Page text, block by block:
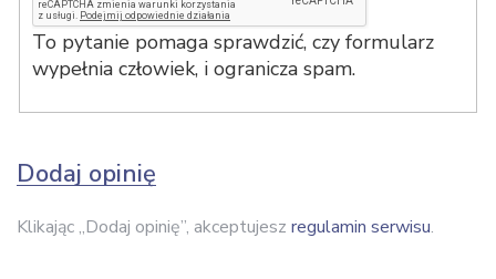
To pytanie pomaga sprawdzić, czy formularz
wypełnia człowiek, i ogranicza spam.
Dodaj opinię
Klikając „Dodaj opinię”, akceptujesz regulamin serwisu.